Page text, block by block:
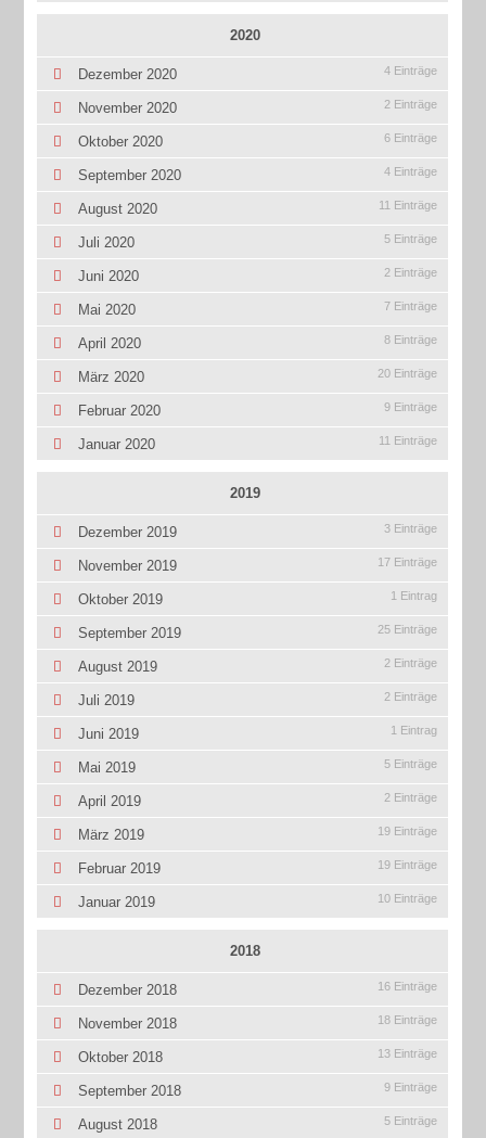
2020
Dezember 2020 4 Einträge
November 2020 2 Einträge
Oktober 2020 6 Einträge
September 2020 4 Einträge
August 2020 11 Einträge
Juli 2020 5 Einträge
Juni 2020 2 Einträge
Mai 2020 7 Einträge
April 2020 8 Einträge
März 2020 20 Einträge
Februar 2020 9 Einträge
Januar 2020 11 Einträge
2019
Dezember 2019 3 Einträge
November 2019 17 Einträge
Oktober 2019 1 Eintrag
September 2019 25 Einträge
August 2019 2 Einträge
Juli 2019 2 Einträge
Juni 2019 1 Eintrag
Mai 2019 5 Einträge
April 2019 2 Einträge
März 2019 19 Einträge
Februar 2019 19 Einträge
Januar 2019 10 Einträge
2018
Dezember 2018 16 Einträge
November 2018 18 Einträge
Oktober 2018 13 Einträge
September 2018 9 Einträge
August 2018 5 Einträge